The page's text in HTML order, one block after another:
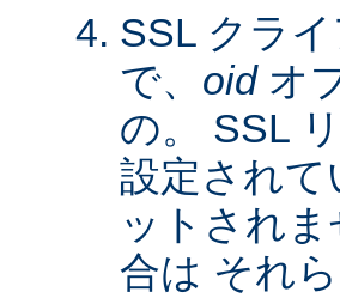
SSL クラ
で、 oidオ
の。 SSL
設定されて
ットされま
合は それ